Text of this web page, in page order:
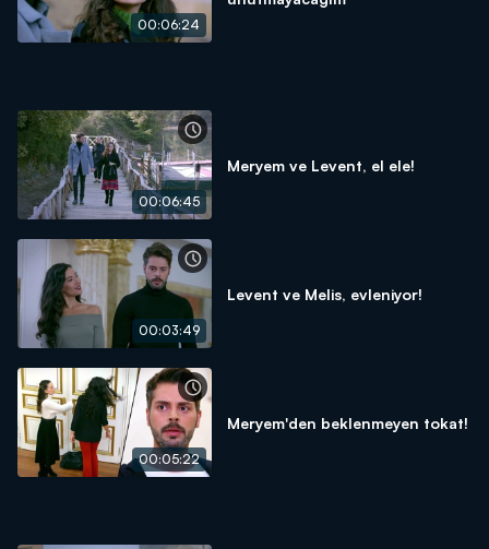
00:06:24
00:06:45
Meryem ve Levent, el ele!
00:03:49
Levent ve Melis, evleniyor!
00:05:22
Meryem'den beklenmeyen tokat!